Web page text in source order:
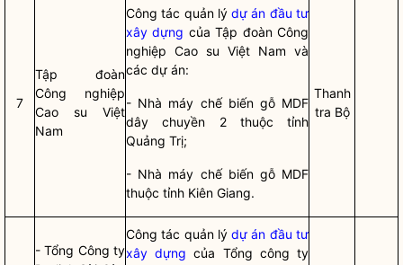
7
Tập đoàn
Công nghiệp
Cao su Việt
Nam
Công tác quản lýdự án đầu tư
xây dựng của Tập đoàn Công
nghiệp Cao su Việt Nam và
các dự án:
- Nhà máy chế biến gỗ MDF
dây chuyền 2 thuộc tỉnh
Quảng Trị;
- Nhà máy chế biến gỗ MDF
thuộc tỉnh Kiên Giang.
Thanh
tra Bộ
- Tổng Công ty
Công tác quản lýdự án đầu tư
xây dựng của Tổng công ty